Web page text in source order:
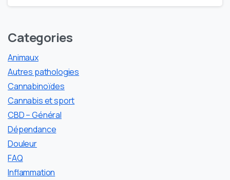
Categories
Animaux
Autres pathologies
Cannabinoïdes
Cannabis et sport
CBD – Général
Dépendance
Douleur
FAQ
Inflammation